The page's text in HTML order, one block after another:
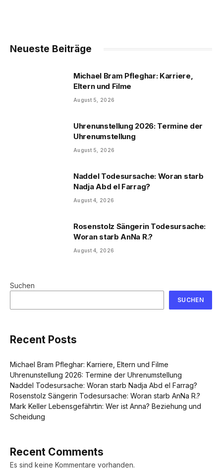
Neueste Beiträge
Michael Bram Pfleghar: Karriere,
Eltern und Filme
August 5, 2026
Uhrenunstellung 2026: Termine der
Uhrenumstellung
August 5, 2026
Naddel Todesursache: Woran starb
Nadja Abd el Farrag?
August 4, 2026
Rosenstolz Sängerin Todesursache:
Woran starb AnNa R.?
August 4, 2026
Suchen
SUCHEN
Recent Posts
Michael Bram Pfleghar: Karriere, Eltern und Filme
Uhrenunstellung 2026: Termine der Uhrenumstellung
Naddel Todesursache: Woran starb Nadja Abd el Farrag?
Rosenstolz Sängerin Todesursache: Woran starb AnNa R.?
Mark Keller Lebensgefährtin: Wer ist Anna? Beziehung und
Scheidung
Recent Comments
Es sind keine Kommentare vorhanden.